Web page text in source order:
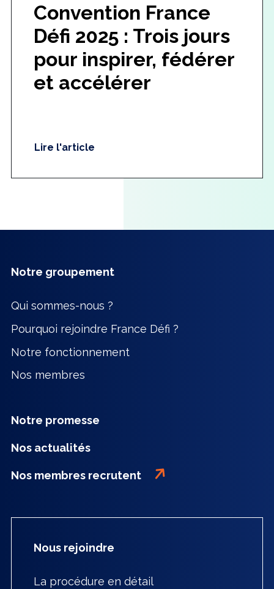
Convention France
Défi 2025 : Trois jours
pour inspirer, fédérer
et accélérer
Lire l'article
Notre groupement
Qui sommes-nous ?
Pourquoi rejoindre France Défi ?
Notre fonctionnement
Nos membres
Notre promesse
Nos actualités
Nos membres recrutent
Nous rejoindre
La procédure en détail